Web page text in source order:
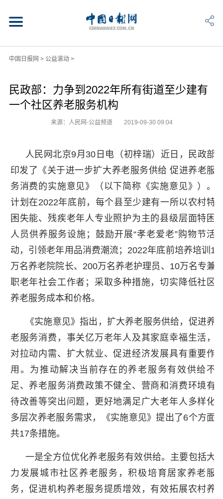
中国日报网 > 公益滚动>
民政部：力争到2022年所有街道至少建有
一个社区养老服务机构
来源：人民网-公益频道 2019-09-30 09:04
人民网北京9月30日电（初梓瑞）近日，民政部
印发了《关于进一步扩大养老服务供给 促进养老服
务消费的实施意见》（以下简称《实施意见》）。
计划在2022年底前，每个县至少建有一所以农村特
困失能、残疾老年人专业照护为主的县级层面特困
人员供养服务设施；鼓励开展“孝老爱老”购物节活
动，引领老年用品消费潮流；2022年底前培养培训1
万名养老院院长、200万名养老护理员、10万名专兼
职老年社会工作者；采取多种措施，切实降低社区
养老服务成本和价格。
《实施意见》指出，扩大养老服务供给，促进养
老服务消费，事关亿万老年人及其家庭幸福生活，
对拉动内需、扩大就业、促进经济发展具有重要作
用。为推动解决当前存在的养老服务有效供给不
足、养老服务消费政策不健全、营商和消费环境有
待改善等突出问题，更好地满足广大老年人多样化
多层次养老服务需求，《实施意见》提出了6个方面
共17条措施。
一是全方位优化养老服务有效供给。主要包括大
力发展城市社区养老服务，积极培育居家养老服
务，促进机构养老服务提质增效，有效拓展农村养